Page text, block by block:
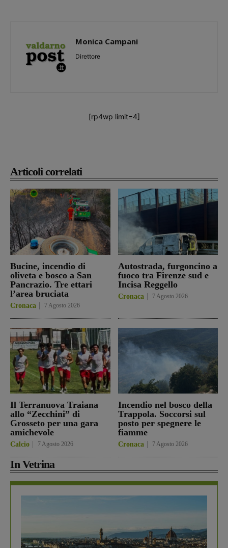
Articoli correlati
Bucine, incendio di
oliveta e bosco a San
Pancrazio. Tre ettari
l’area bruciata
Cronaca 7 Agosto 2026
Autostrada, furgoncino a
fuoco tra Firenze sud e
Incisa Reggello
Cronaca 7 Agosto 2026
Il Terranuova Traiana
allo “Zecchini” di
Grosseto per una gara
amichevole
Calcio 7 Agosto 2026
Incendio nel bosco della
Trappola. Soccorsi sul
posto per spegnere le
fiamme
Cronaca 7 Agosto 2026
In Vetrina
Monica Campani
Direttore
[rp4wp limit=4]